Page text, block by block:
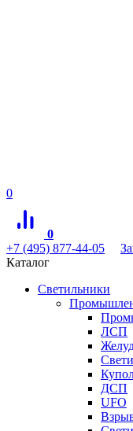
0
0
+7 (495) 877-44-05
Каталог
Светильники
ЛСП
ДСП
UFO